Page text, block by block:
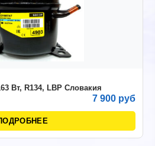
Вт, R134, LBP Словакия
7 900 руб